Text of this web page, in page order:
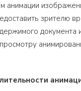
анимации
зрителю
документа